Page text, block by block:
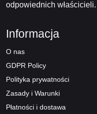
odpowiednich właścicieli.
Informacja
O nas
GDPR Policy
Polityka prywatności
Zasady i Warunki
Płatności i dostawa